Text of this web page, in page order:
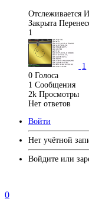
Отслеживается
Закрыта
1
1
0 Голоса
1 Сообщения
2k Просмотры
Нет ответов
Войти
Нет учётной
Войдите или
0